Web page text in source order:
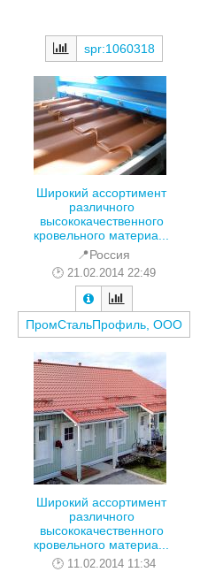
spr:1060318
Широкий ассортимент
различного
высококачественного
кровельного материа...
📍Россия
21.02.2014 22:49
ПромСтальПрофиль, ООО
Широкий ассортимент
различного
высококачественного
кровельного материа...
11.02.2014 11:34